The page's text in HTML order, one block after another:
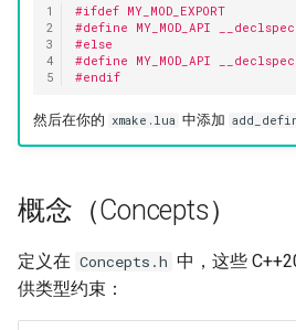
1
2
3
4
5
#ifdef MY_MOD_EXPORT
#define MY_MOD_API
#else
#define MY_MOD_API
#endif
然后在你的 xmake.lua 中添加
概念（Concepts）
定义在 Concepts.h 中，这些
供类型约束：